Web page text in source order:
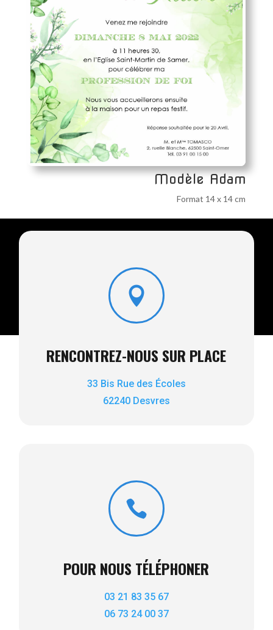
Modèle Adam
Format 14 x 14 cm

RENCONTREZ-NOUS SUR PLACE
33 Bis Rue des Écoles
62240 Desvres

POUR NOUS TÉLÉPHONER
03 21 83 35 67
06 73 24 00 37